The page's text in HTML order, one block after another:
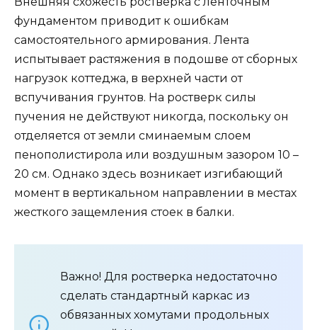
фундаментом приводит к ошибкам
самостоятельного армирования. Лента
испытывает растяжения в подошве от сборных
нагрузок коттеджа, в верхней части от
вспучивания грунтов. На ростверк силы
пучения не действуют никогда, поскольку он
отделяется от земли сминаемым слоем
пенополистирола или воздушным зазором 10 –
20 см. Однако здесь возникает изгибающий
момент в вертикальном направлении в местах
жесткого защемления стоек в балки.
Важно! Для ростверка недостаточно
сделать стандартный каркас из
обвязанных хомутами продольных